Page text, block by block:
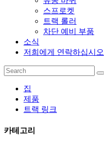
스프로켓
트랙 롤러
차단 예비 부품
소식
저희에게 연락하십시오
집
제품
트랙 링크
카테고리